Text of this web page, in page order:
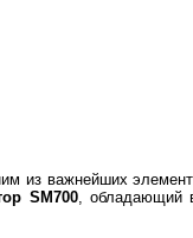
из важнейших
SM700, обладающий